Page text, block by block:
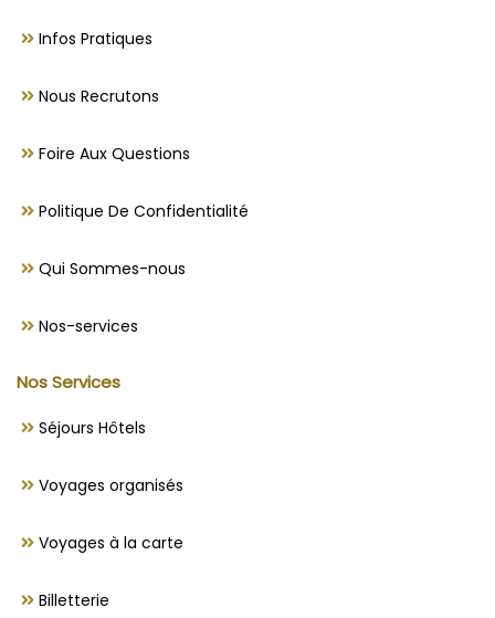
Infos Pratiques
Nous Recrutons
Foire Aux Questions
Politique De Confidentialité
Qui Sommes-nous
Nos-services
Nos Services
Séjours Hôtels
Voyages organisés
Voyages à la carte
Billetterie